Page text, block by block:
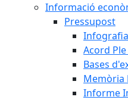
Informació
Pressupost
Infografia
Acord
Bases
Memòria
Informe